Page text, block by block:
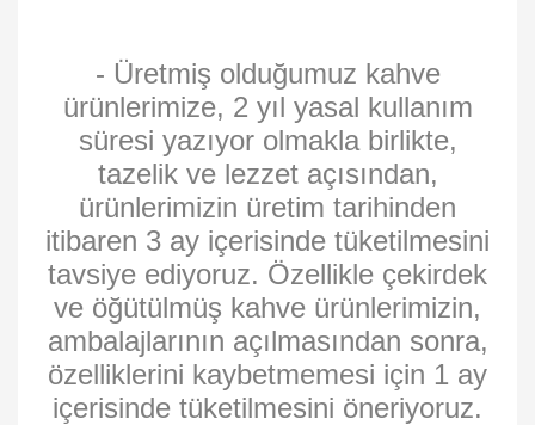
- Üretmiş olduğumuz kahve
ürünlerimize, 2 yıl yasal kullanım
süresi yazıyor olmakla birlikte,
tazelik ve lezzet açısından,
ürünlerimizin üretim tarihinden
itibaren 3 ay içerisinde tüketilmesini
tavsiye ediyoruz. Özellikle çekirdek
ve öğütülmüş kahve ürünlerimizin,
ambalajlarının açılmasından sonra,
özelliklerini kaybetmemesi için 1 ay
içerisinde tüketilmesini öneriyoruz.